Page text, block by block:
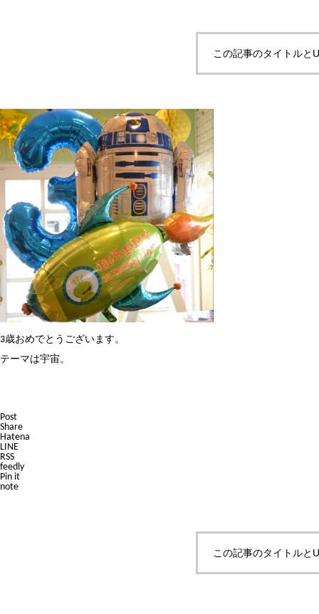
この記事のタイトルと
3歳おめでとうございます。
テーマは宇宙。
Post
Share
Hatena
LINE
RSS
feedly
Pin it
note
この記事のタイトルと